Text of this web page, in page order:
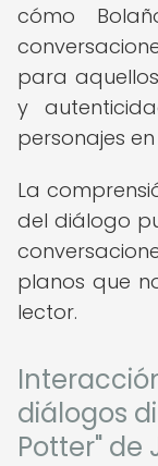
cómo
para
y
personajes
La
del diálogo
planos que
lector.
diálogos
Potter" de